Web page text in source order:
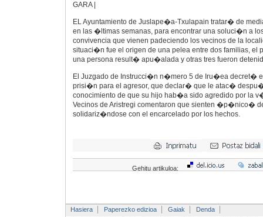
GARA |
EL Ayuntamiento de Juslape�a-Txulapain tratar� de
en las �ltimas semanas, para encontrar una soluci�n a
convivencia que vienen padeciendo los vecinos de la
situaci�n fue el origen de una pelea entre dos familias, el
una persona result� apu�alada y otras tres fueron
El Juzgado de Instrucci�n n�mero 5 de Iru�ea decret�
prisi�n para el agresor, que declar� que le atac�
conocimiento de que su hijo hab�a sido agredido por la
Vecinos de Aristregi comentaron que sienten �p�nico�
solidariz�ndose con el encarcelado por los hechos.
Gehitu artikuloa:
Hasiera Paperezko edizioa Gaiak
Denda